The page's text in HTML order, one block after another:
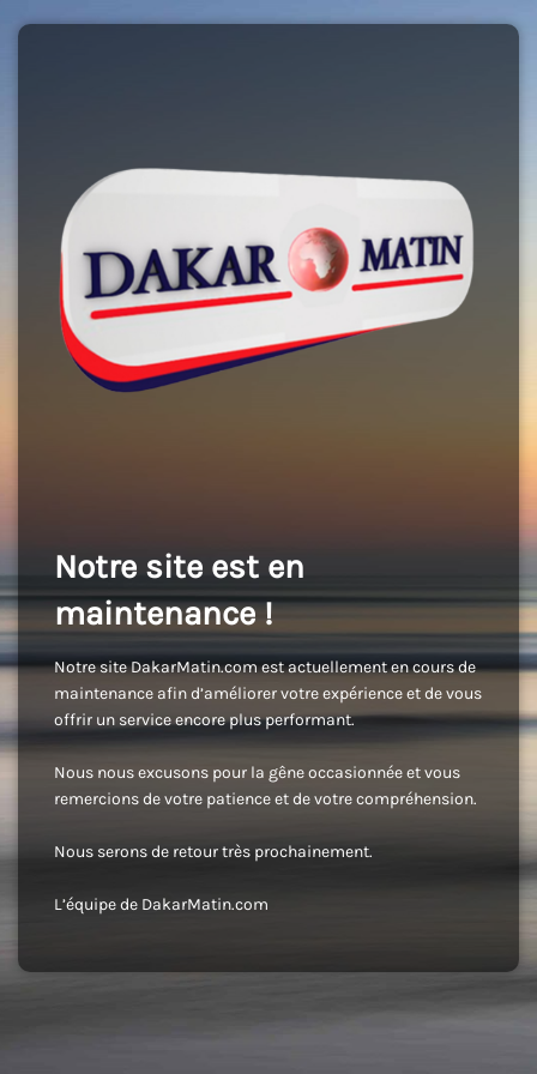
Notre site est en
maintenance !
Notre site DakarMatin.com est actuellement en cours de
maintenance afin d’améliorer votre expérience et de vous
offrir un service encore plus performant.
Nous nous excusons pour la gêne occasionnée et vous
remercions de votre patience et de votre compréhension.
Nous serons de retour très prochainement.
L’équipe de DakarMatin.com